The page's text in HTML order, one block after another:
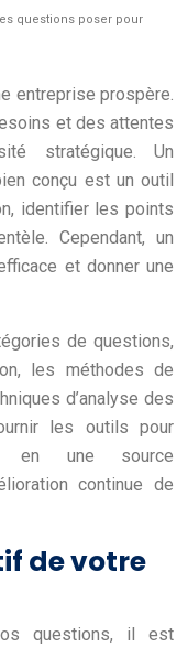
questions poser pour
entreprise prospère.
et des attentes
stratégique. Un
conçu est un outil
identifier les points
Cependant, un
et donner une
de questions,
les méthodes de
d’analyse des
les outils pour
en une source
continue de
de votre
questions, il est